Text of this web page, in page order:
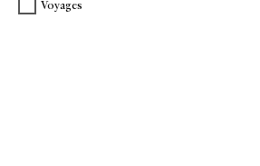
Voyages